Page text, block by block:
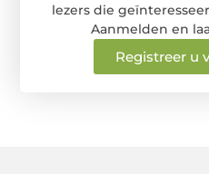
lezers die
Aanmelden en
Registreer u